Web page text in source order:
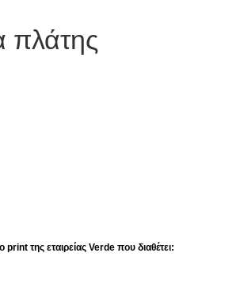
πλάτης
της εταιρείας Verde που διαθέτει: